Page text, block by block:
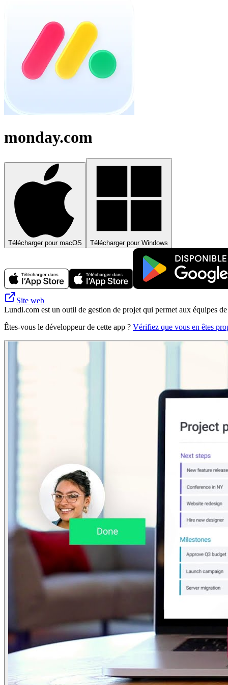
monday.com
Télécharger pour macOS Télécharger pour Windows
Site web
Lundi.com est un outil de gestion de projet qui permet aux équipes
Êtes-vous le développeur de cette app ? Vérifiez que vous en êtes